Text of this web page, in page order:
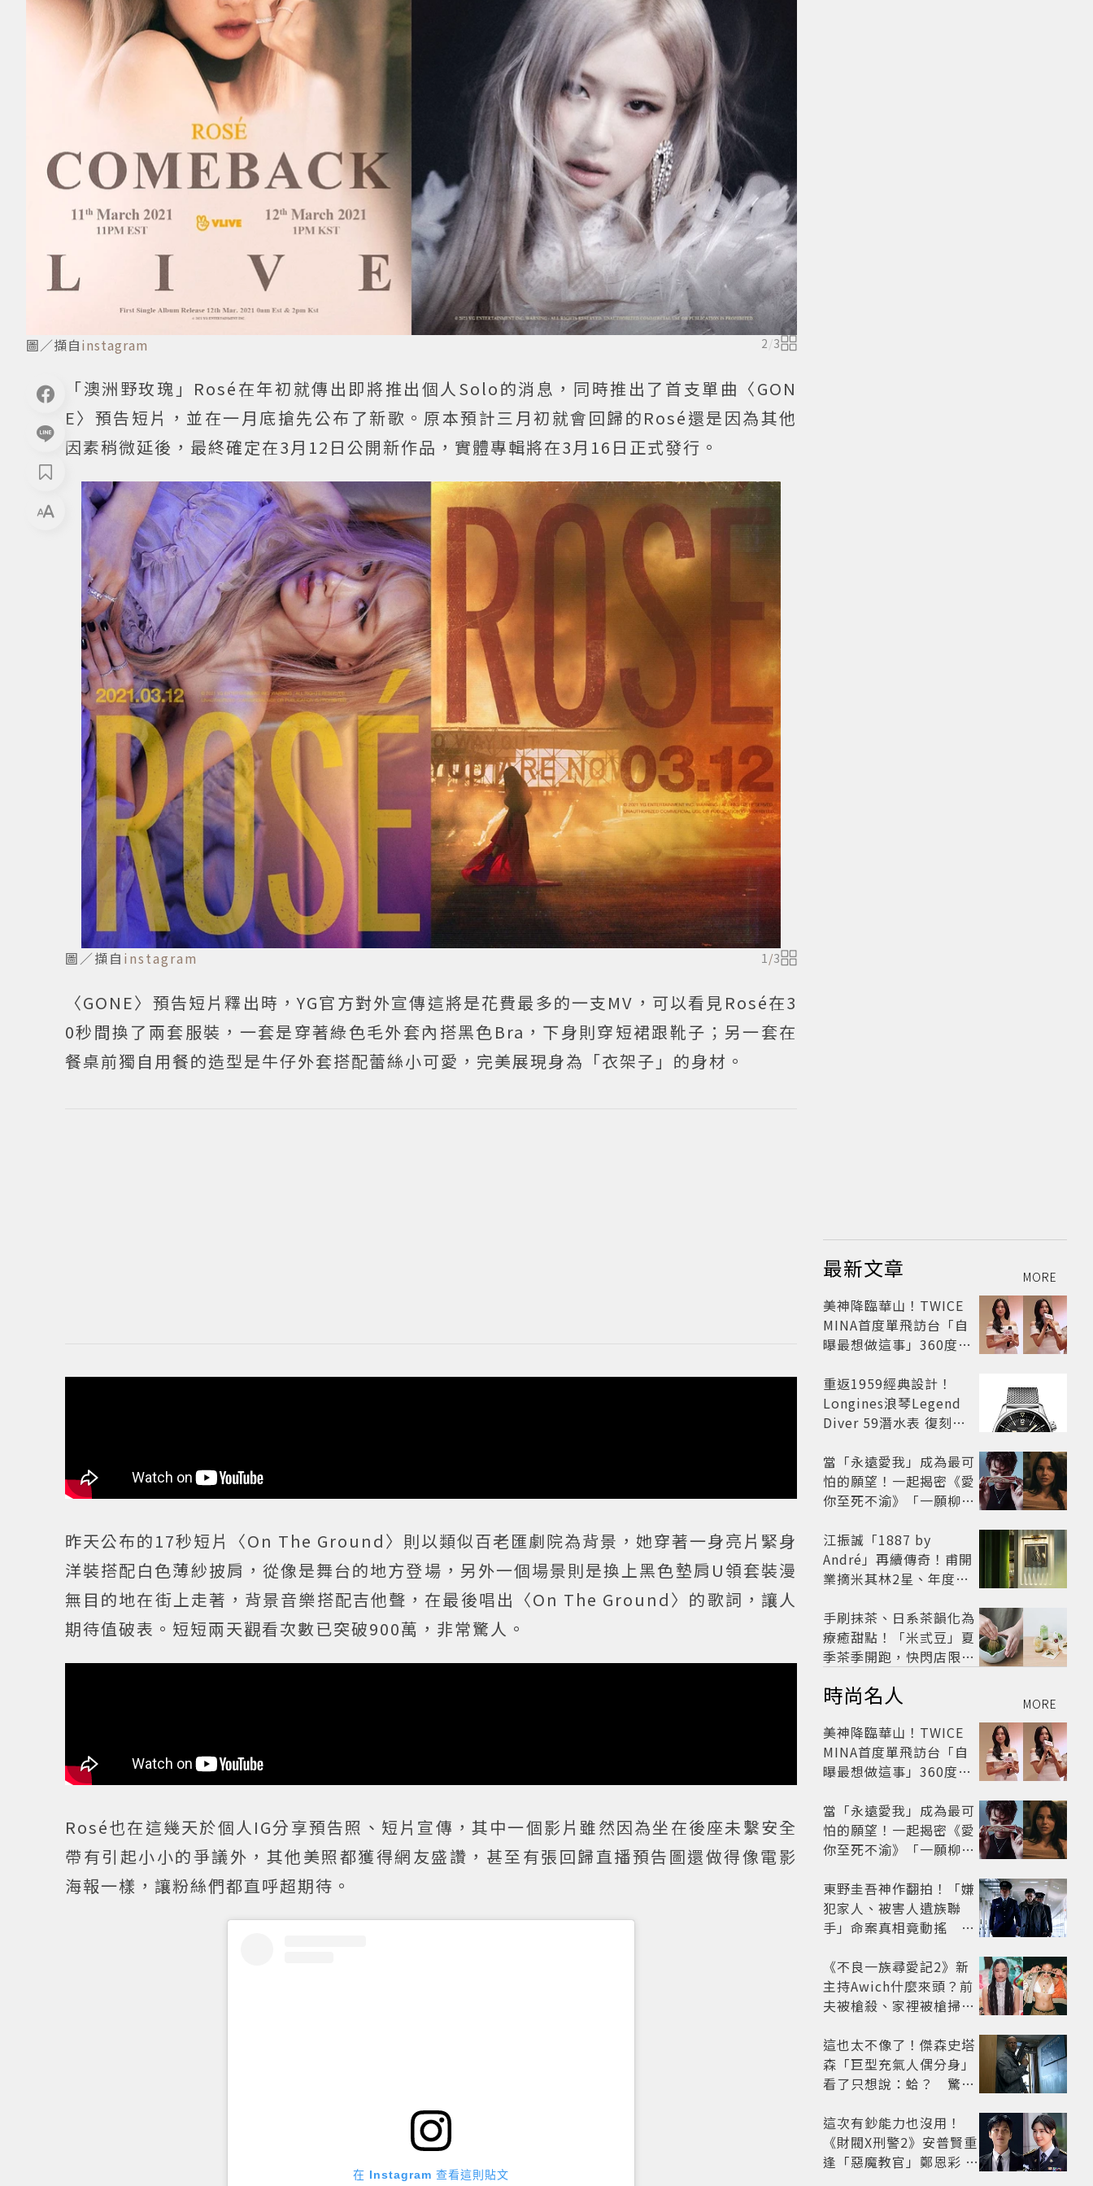
圖／擷自instagram 2/3
「澳洲野玫瑰」Rosé在年初就傳出即將推出個人Solo的消息，同時推出了首支單曲〈GON
E〉預告短片，並在一月底搶先公布了新歌。原本預計三月初就會回歸的Rosé還是因為其他
因素稍微延後，最終確定在3月12日公開新作品，實體專輯將在3月16日正式發行。
圖／擷自 instagram 1 /3
〈GONE〉預告短片釋出時，YG官方對外宣傳這將是花費最多的一支MV，可以看見Rosé在3
0秒間換了兩套服裝，一套是穿著綠色毛外套內搭黑色Bra，下身則穿短裙跟靴子；另一套在
餐桌前獨自用餐的造型是牛仔外套搭配蕾絲小可愛，完美展現身為「衣架子」的身材。
昨天公布的17秒短片〈On The Ground〉則以類似百老匯劇院為背景，她穿著一身亮片緊身
洋裝搭配白色薄紗披肩，從像是舞台的地方登場，另外一個場景則是換上黑色墊肩U領套裝漫
無目的地在街上走著，背景音樂搭配吉他聲，在最後唱出〈On The Ground〉的歌詞，讓人
期待值破表。短短兩天觀看次數已突破900萬，非常驚人。
Rosé也在這幾天於個人IG分享預告照、短片宣傳，其中一個影片雖然因為坐在後座未繫安全
帶有引起小小的爭議外，其他美照都獲得網友盛讚，甚至有張回歸直播預告圖還做得像電影
海報一樣，讓粉絲們都直呼超期待。
在 Instagram 查看這則貼文
最新文章 MORE
美神降臨華山！TWICE
MINA首度單飛訪台「自
曝最想做這事」360度0
開
重返1959經典設計！
Longines浪琴Legend
Diver 59潛水表 復刻懷
當「永遠愛我」成為最可
怕的願望！一起揭密《愛
你至死不渝》「一願柳」
路
江振誠「1887 by
André」再續傳奇！甫開
業摘米其林2星、年度開
手刷抹茶、日系茶韻化為
療癒甜點！「米弎豆」夏
季茶季開跑，快閃店限定
時尚名人 MORE
美神降臨華山！TWICE
MINA首度單飛訪台「自
曝最想做這事」360度0
開
當「永遠愛我」成為最可
怕的願望！一起揭密《愛
你至死不渝》「一願柳」
路
東野圭吾神作翻拍！「嫌
犯家人、被害人遺族聯
手」命案真相竟動搖
框架展開
《不良一族尋愛記2》新
主持Awich什麼來頭？前
夫被槍殺、家裡被槍掃射
馬！
這也太不像了！傑森史塔
森「巨型充氣人偶分身」
看了只想說：蛤？ 驚喜
這次有鈔能力也沒用！
《財閥X刑警2》安普賢重
逢「惡魔教官」鄭恩彩 首